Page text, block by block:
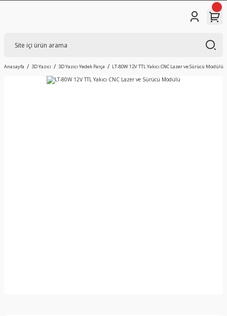
Anasayfa 3D Yazıcı 3D Yazıcı Yedek Parça LT-80W 12V TTL Yakıcı CNC Lazer ve Sürücü Modülü